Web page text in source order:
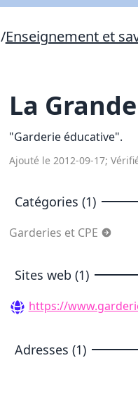
/Enseignement et
La
"Garderie éducative".
Ajouté le 2012-09-17;
Catégories (1)
Garderies et CPE
Sites web (1)
https://
Adresses (1)